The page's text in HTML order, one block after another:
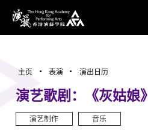
香港演艺学院
主页 表演 演出日历
演艺歌剧：《灰姑娘》
演艺制作 音乐